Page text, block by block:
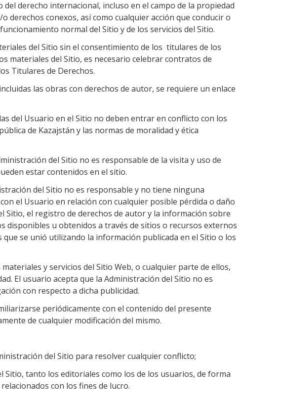
del derecho internacional, incluso en el campo de la propiedad
derechos conexos, así como cualquier acción que conducir o
normal del Sitio y de los servicios del Sitio.
del Sitio sin el consentimiento de los titulares de los
materiales del Sitio, es necesario celebrar contratos de
Titulares de Derechos.
las obras con derechos de autor, se requiere un enlace
del Usuario en el Sitio no deben entrar en conflicto con los
de Kazajstán y las normas de moralidad y ética
del Sitio no es responsable de la visita y uso de
estar contenidos en el sitio.
del Sitio no es responsable y no tiene ninguna
el Usuario en relación con cualquier posible pérdida o daño
Sitio, el registro de derechos de autor y la información sobre
disponibles u obtenidos a través de sitios o recursos externos
se unió utilizando la información publicada en el Sitio o los
y servicios del Sitio Web, o cualquier parte de ellos,
El usuario acepta que la Administración del Sitio no es
con respecto a dicha publicidad.
periódicamente con el contenido del presente
de cualquier modificación del mismo.
del Sitio para resolver cualquier conflicto;
Sitio, tanto los editoriales como los de los usuarios, de forma
con los fines de lucro.